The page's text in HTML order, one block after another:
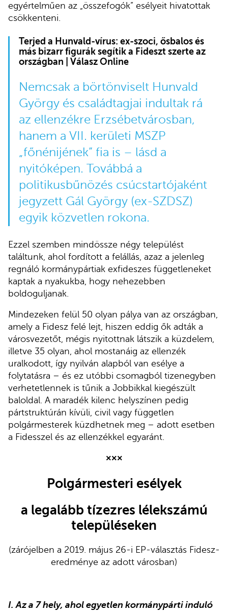
egyértelműen az „összefogók” esélyeit hivatottak
csökkenteni.
Terjed a Hunvald-vírus: ex-szoci, ősbalos és
más bizarr figurák segítik a Fideszt szerte az
országban | Válasz Online
Nemcsak a börtönviselt Hunvald
György és családtagjai indultak rá
az ellenzékre Erzsébetvárosban,
hanem a VII. kerületi MSZP
„főnénijének” fia is – lásd a
nyitóképen. Továbbá a
politikusbűnözés csúcstartójaként
jegyzett Gál György (ex-SZDSZ)
egyik közvetlen rokona.
Ezzel szemben mindössze négy települést
találtunk, ahol fordított a felállás, azaz a jelenleg
regnáló kormánypártiak exfideszes függetleneket
kaptak a nyakukba, hogy nehezebben
boldoguljanak.
Mindezeken felül 50 olyan pálya van az országban,
amely a Fidesz felé lejt, hiszen eddig ők adták a
városvezetőt, mégis nyitottnak látszik a küzdelem,
illetve 35 olyan, ahol mostanáig az ellenzék
uralkodott, így nyilván alapból van esélye a
folytatásra – és ez utóbbi csomagból tizenegyben
verhetetlennek is tűnik a Jobbikkal kiegészült
baloldal. A maradék kilenc helyszínen pedig
pártstruktúrán kívüli, civil vagy független
polgármesterek küzdhetnek meg – adott esetben
a Fidesszel és az ellenzékkel egyaránt.
×××
Polgármesteri esélyek
a legalább tízezres lélekszámú
településeken
(zárójelben a 2019. május 26-i EP-választás Fidesz-
eredménye az adott városban)
I. Az a 7 hely, ahol egyetlen kormánypárti induló